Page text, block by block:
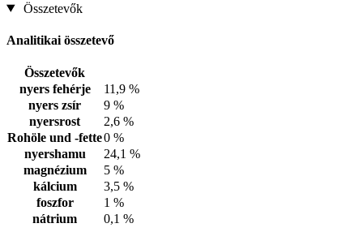
Összetevők
Analitikai összetevő
Összetevők
nyers fehérje
11,9 %
nyers zsír
9 %
nyersrost
2,6 %
Rohöle und -fette0 %
nyershamu
24,1 %
magnézium
5 %
kálcium
3,5 %
foszfor
1 %
nátrium
0,1 %